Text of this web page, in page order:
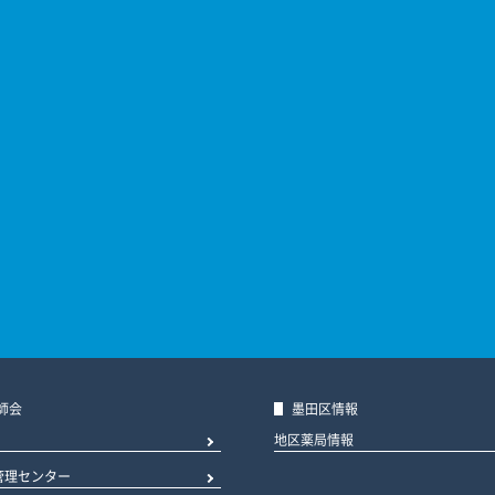
会
センター
墨田区情報
地区薬局情報